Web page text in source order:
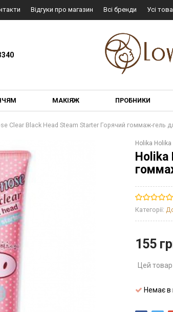
Відгуки про магазин Всі бренди Усі
МАКІЯЖ ПРОБНИКИ
Clear Black Head Steam Starter Горячий гоммаж-гель
Holika Holika
Holika
Категорії:
155
Цей
Немає в